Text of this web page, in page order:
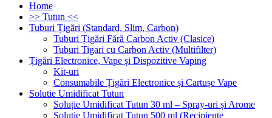
Home
>> Tutun <<
Tuburi Țigări (Standard, Slim, Carbon)
Tuburi Țigări Fără Carbon Activ (Clasice)
Tuburi Tigari cu Carbon Activ (Multifilter)
Țigări Electronice, Vape și Dispozitive Vaping
Kit-uri
Consumabile Țigări Electronice și Cartușe Vape
Solutie Umidificat Tutun
Soluție Umidificat Tutun 30 ml – Spray-uri și Arome
Soluție Umidificat Tutun 500 ml (Recipiente